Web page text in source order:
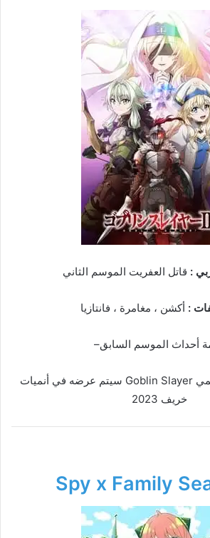
: قاتل العفريت الموسم الثاني
: أكشن ، مغامرة ، فانتازيا
أحداث الموسم السابق–
الموسم الثاني من انمي Goblin Slayer سيتم عرضه في أنميات
خريف 2023
Spy x Family